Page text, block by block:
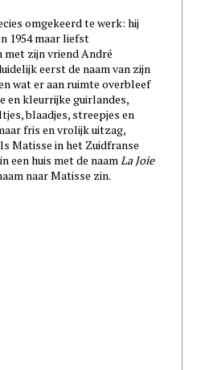
omgekeerd te werk: hij
1954 maar liefst
zijn vriend André
eerst de naam van zijn
wat er aan ruimte overbleef
en kleurrijke guirlandes,
blaadjes, streepjes en
fris en vrolijk uitzag,
Matisse in het Zuidfranse
een huis met de naam La Joie
naar Matisse zin.